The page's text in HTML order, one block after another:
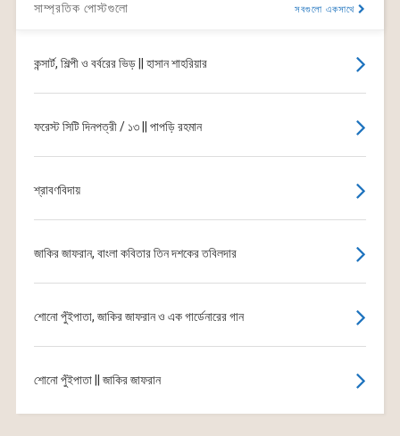
সাম্প্রতিক পোস্টগুলো সবগুলো একসাথে
কন্সার্ট, শিল্পী ও বর্বরের ভিড় || হাসান শাহরিয়ার
ফরেস্ট সিটি দিনপত্রী / ১৩ || পাপড়ি রহমান
শ্রাবণবিদায়
জাকির জাফরান, বাংলা কবিতার তিন দশকের তবিলদার
শোনো পুঁইপাতা, জাকির জাফরান ও এক গার্ডেনারের গান
শোনো পুঁইপাতা || জাকির জাফরান